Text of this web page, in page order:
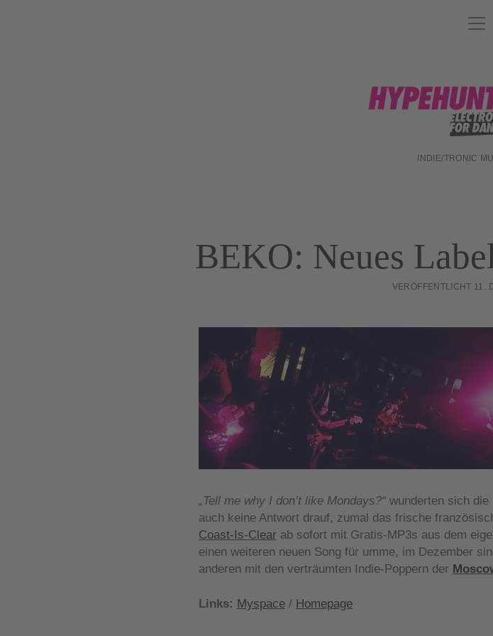
ABOUT
Menü
öffnen
INDIE/TRONIC
BEKO: Neues
VERÖFFENTLICHT 11.
„Tell me why I don’t like Mondays?“wunderten sich die
auch keine Antwort drauf, zumal das frische
Coast-Is-Clear ab sofort mit Gratis-MP3s aus dem
einen weiteren neuen Song für umme, im Dezember
anderen mit den verträumten Indie-Poppern der
Links: Myspace/ Homepage